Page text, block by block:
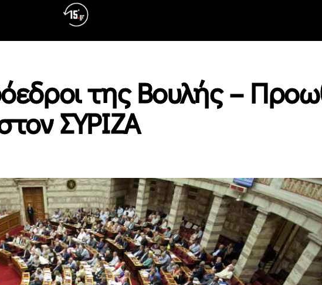
της Βουλής –
ΣΥΡΙΖΑ